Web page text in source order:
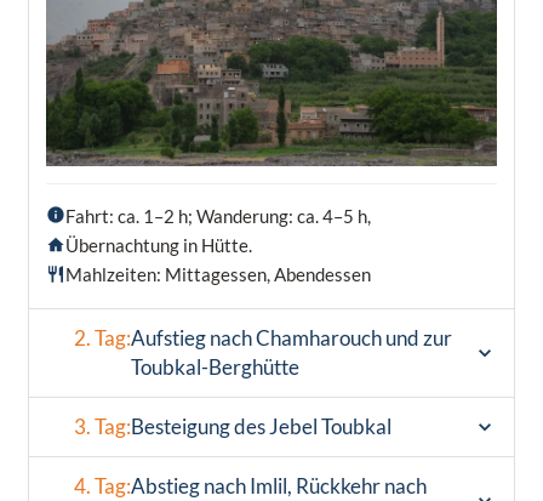
Fahrt: ca. 1–2 h; Wanderung: ca. 4–5 h,
Übernachtung in Hütte.
Mahlzeiten: Mittagessen, Abendessen
2. Tag:Aufstieg nach Chamharouch und zur
Toubkal-Berghütte
3. Tag:Besteigung des Jebel Toubkal
4. Tag:Abstieg nach Imlil, Rückkehr nach